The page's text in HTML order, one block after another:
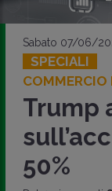
Sabato 07/06/
SPECIALI
Trump
50%